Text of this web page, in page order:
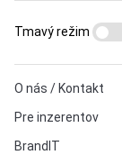
O nás / Kontakt
Pre inzerentov
BrandIT
Tmavý režim